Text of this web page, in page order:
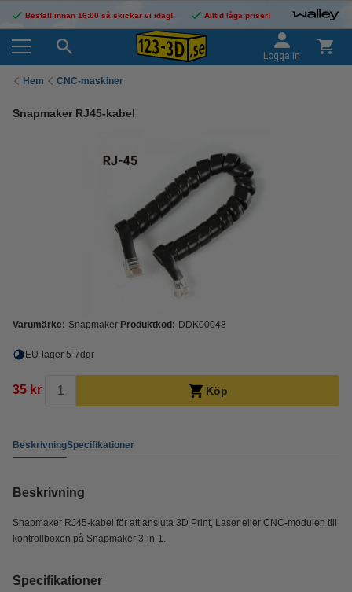
Beställ innan 16:00 så skickar vi idag! Alltid låga priser!
Logga in
Hem CNC-maskiner
Snapmaker RJ45-kabel
Varumärke: Snapmaker Produktkod: DDK00048
EU-lager 5-7dgr
35 kr Köp
BeskrivningSpecifikationer
Beskrivning
Snapmaker RJ45-kabel för att ansluta 3D Print, Laser eller CNC-modulen till
kontrollboxen på Snapmaker 3-in-1.
Specifikationer